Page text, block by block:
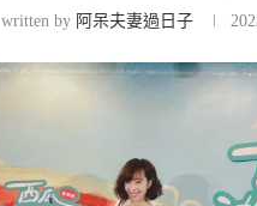
written by 阿呆夫妻過日子